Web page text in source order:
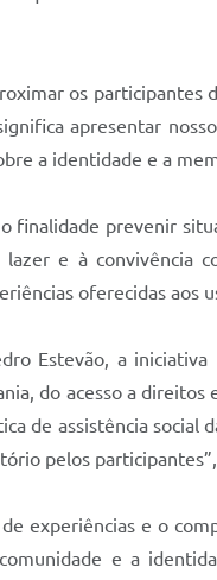
os
apresentar
a identidade e a
prevenir
e à convivência
oferecidas aos
Estevão, a
do acesso a direitos
de assistência
pelos
experiências e o
e a